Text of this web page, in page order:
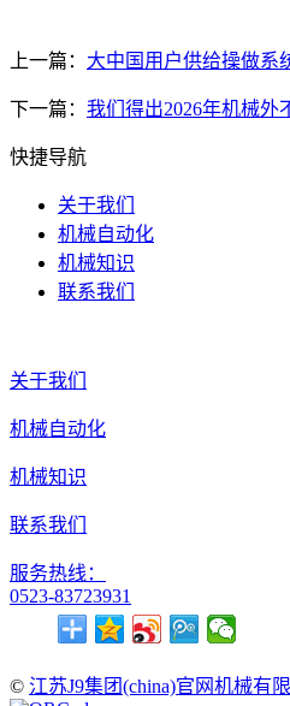
上一篇： 大中国用户供给操做系
下一篇： 我们得出2026年机械外
快捷导航
关于我们
机械自动化
机械知识
联系我们
关于我们
机械自动化
机械知识
联系我们
服务热线：
0523-83723931
© 江苏J9集团(china)官网机械有